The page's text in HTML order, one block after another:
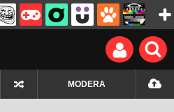
MODERA